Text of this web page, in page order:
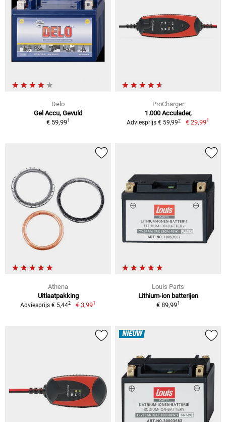
Delo
Gel Accu, Gevuld
€ 59,991
ProCharger
1.000 Acculader,
Adviesprijs € 59,992 € 29,991
Athena
Uitlaatpakking
Adviesprijs € 5,442 € 3,991
Louis Parts
Lithium-ion batterijen
€ 89,991
NIEUW